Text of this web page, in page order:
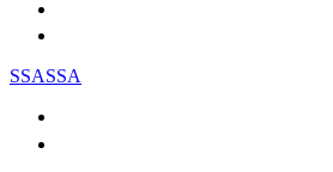
SSASSA